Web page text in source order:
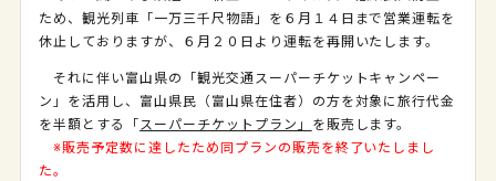
ため、観光列車「一万三千尺物語」を６月１４日まで営業運転を
休止しておりますが、６月２０日より運転を再開いたします。
それに伴い富山県の「観光交通スーパーチケットキャンペー
ン」を活用し、富山県民（富山県在住者）の方を対象に旅行代金
を半額とする「 スーパーチケットプラン」 を販売します。
※販売予定数に達したため同プランの販売を終了いたしまし
た。